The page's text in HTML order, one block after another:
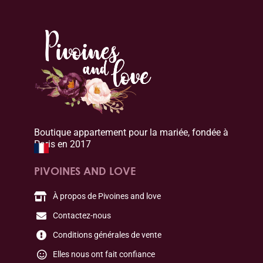
Boutique appartement pour la mariée, fondée à
Paris en 2017
PIVOINES AND LOVE
À propos de Pivoines and love
Contactez-nous
Conditions générales de vente
Elles nous ont fait confiance